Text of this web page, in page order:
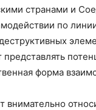
странами и
по
представлять
форма
внимательно